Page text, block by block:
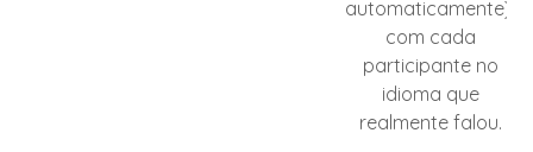
automaticamente),
com cada
participante no
idioma que
realmente falou.